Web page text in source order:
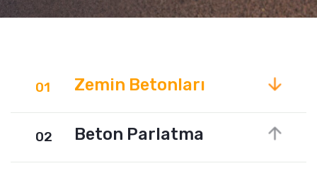
01 Zemin Betonları
02 Beton Parlatma